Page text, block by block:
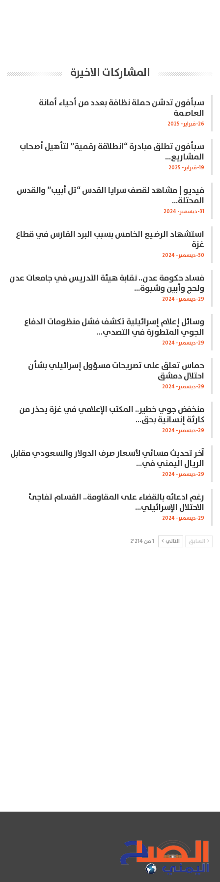
المشاركات الاخيرة
سبأفون تدشن حملة نظافة بعدد من أحياء أمانة
العاصمة
26-فبراير- 2025
سبأفون تطلق مبادرة “انطلاقة رقمية” لتأهيل أصحاب
المشاريع…
19-فبراير- 2025
فيديو | مشاهد لقصف سرايا القدس “تل أبيب” والقدس
المحتلة…
31-ديسمبر- 2024
استشهاد الرضيع الخامس بسبب البرد القارس في قطاع
غزة
30-ديسمبر- 2024
فساد حكومة عدن.. نقابة هيئة التدريس في جامعات عدن
ولحج وأبين وشبوة…
29-ديسمبر- 2024
وسائل إعلام إسرائيلية تكشف فشل منظومات الدفاع
الجوي المتطورة في التصدي…
29-ديسمبر- 2024
حماس تعلق على تصريحات مسؤول إسرائيلي بشأن
احتلال دمشق
29-ديسمبر- 2024
منخفض جوي خطير.. المكتب الإعلامي في غزة يحذر من
كارثة إنسانية بحق…
29-ديسمبر- 2024
آخر تحديث مسائي لأسعار صرف الدولار والسعودي مقابل
الريال اليمني في…
29-ديسمبر- 2024
رغم ادعائه بالقضاء على المقاومة.. القسام تفاجئ
الاحتلال الإسرائيلي…
29-ديسمبر- 2024
السابق التالي 1 من 2٬214